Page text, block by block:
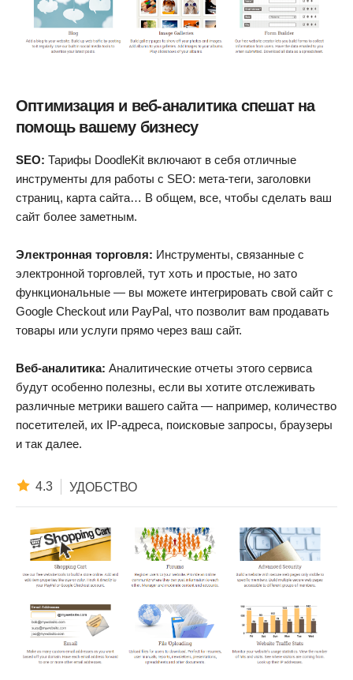
Оптимизация и веб-аналитика спешат на
помощь вашему бизнесу
SEO: Тарифы DoodleKit включают в себя отличные
инструменты для работы с SEO: мета-теги, заголовки
страниц, карта сайта… В общем, все, чтобы сделать ваш
сайт более заметным.
Электронная торговля: Инструменты, связанные с
электронной торговлей, тут хоть и простые, но зато
функциональные — вы можете интегрировать свой сайт с
Google Checkout или PayPal, что позволит вам продавать
товары или услуги прямо через ваш сайт.
Веб-аналитика: Aналитические отчеты этого сервиса
будут особенно полезны, если вы хотите отслеживать
различные метрики вашего сайта — например, количество
посетителей, их IP-адреса, поисковые запросы, браузеры
и так далее.
4.3 УДОБСТВО